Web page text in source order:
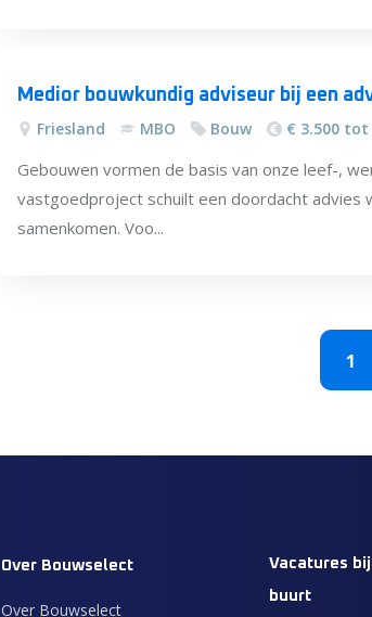
Medior bouwkundig adviseur bij een
Friesland MBO Bouw € 3.500 tot
Gebouwen vormen de basis van onze leef-,
vastgoedproject schuilt een doordacht advies
samenkomen. Voo...
1
Over Bouwselect
Over Bouwselect
Vacatures
buurt